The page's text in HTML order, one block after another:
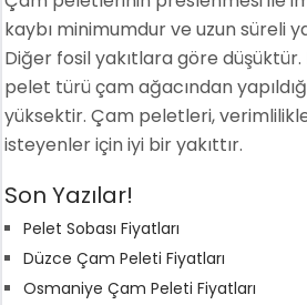
kaybı minimumdur ve uzun süreli
Diğer fosil yakıtlara göre düşüktür.
pelet türü çam ağacından
yüksektir. Çam peletleri,
isteyenler için iyi bir yakıttır.
Son Yazılar!
Pelet Sobası Fiyatları
Düzce Çam Peleti Fiyatları
Osmaniye Çam Peleti Fiyatları